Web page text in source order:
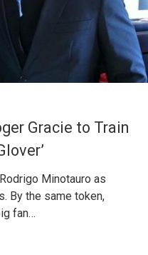
Gracie to Train
Minotauro as
By the same token,
fan…